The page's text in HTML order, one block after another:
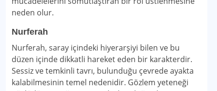
neden olur.
Nurferah
Nurferah, saray içindeki hiyerarşiyi bilen ve bu
düzen içinde dikkatli hareket eden bir karakterdir.
Sessiz ve temkinli tavrı, bulunduğu çevrede ayakta
kalabilmesinin temel nedenidir. Gözlem yeteneği